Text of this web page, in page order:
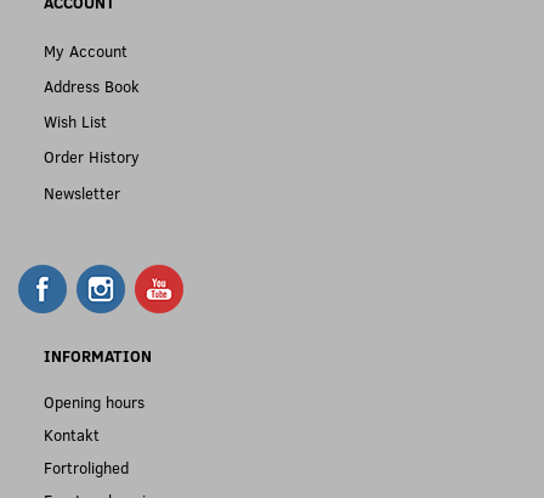
My Account
Address Book
Wish List
Order History
Newsletter
INFORMATION
Opening hours
Kontakt
Fortrolighed